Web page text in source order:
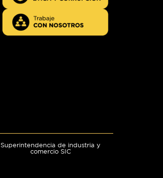
Superintendencia de industria y
comercio SIC